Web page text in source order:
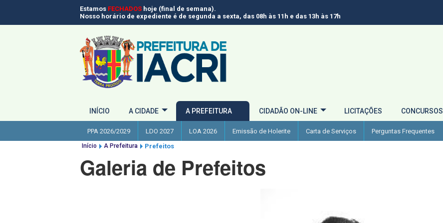
Estamos FECHADOS hoje (final de semana).
Nosso horário de expediente é de segunda a sexta, das 08h às 11h e das 13h às 17h
INÍCIO A CIDADE A PREFEITURA CIDADÃO ON-LINE LICITAÇÕES CONCURSOS
PPA 2026/2029 LDO 2027 LOA 2026 Emissão de Holerite Carta de Serviços Perguntas Frequentes
Início A Prefeitura Prefeitos
Galeria de Prefeitos